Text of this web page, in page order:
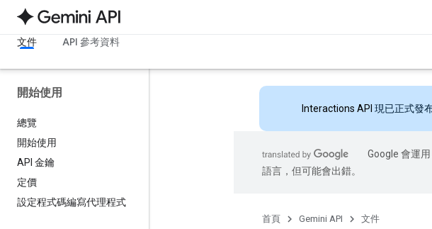
文件 API 參考資料
開始使用
總覽
開始使用
API 金鑰
定價
設定程式碼編寫代理程式
Interactions API 現已正式發
Google 會運
語言，但可能會出錯。
首頁 Gemini API 文件